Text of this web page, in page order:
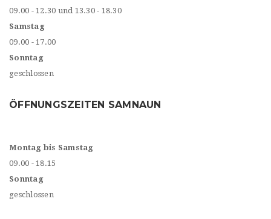
09.00 - 12.30 und 13.30 - 18.30
Samstag
09.00 - 17.00
Sonntag
geschlossen
ÖFFNUNGSZEITEN SAMNAUN
Montag bis Samstag
09.00 - 18.15
Sonntag
geschlossen